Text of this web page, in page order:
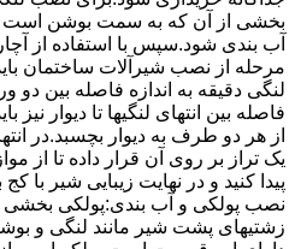
بخشی از آن که به سمت بوشن است با
آب بندی شود.سپس با استفاده از
مرحله از نصب شیرآلات ساختمان
لنگی دقیقه به اندازه فاصله بین
فاصله بین انتهای لنگیها تا دیوار نیز
از هر دو طرف به دیوار بچسبد.در
یک تراز بر روی آن قرار داده تا از
پیدا کنید و در نهایت زیبایی شیر با
نصب پولکی و آب بندی:پولکی بخشی
زشتیهای پشت شیر مانند لنگی و